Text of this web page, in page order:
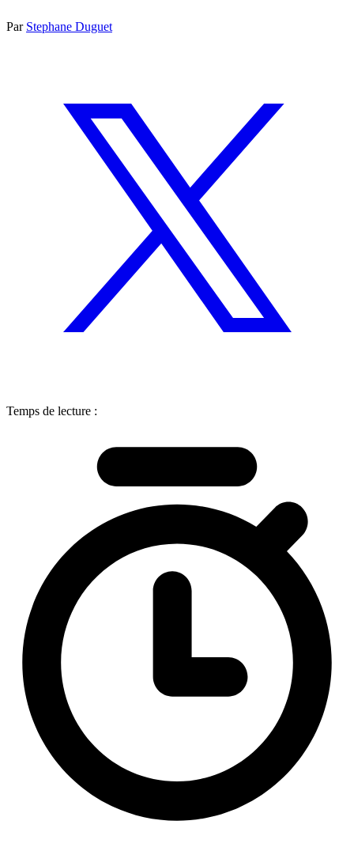
Par Stephane Duguet
Temps de lecture :